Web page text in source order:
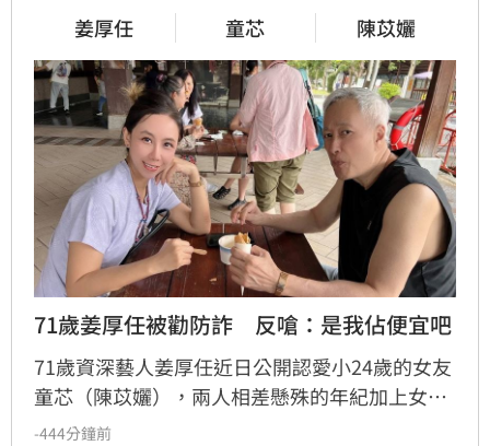
姜厚任 童芯 陳苡孋
71歲姜厚任被勸防詐　反嗆：是我佔便宜吧
71歲資深藝人姜厚任近日公開認愛小24歲的女友
童芯（陳苡孋），兩人相差懸殊的年紀加上女方
輝煌的學經歷，引發外界熱烈討論。針對網友質
-444分鐘前